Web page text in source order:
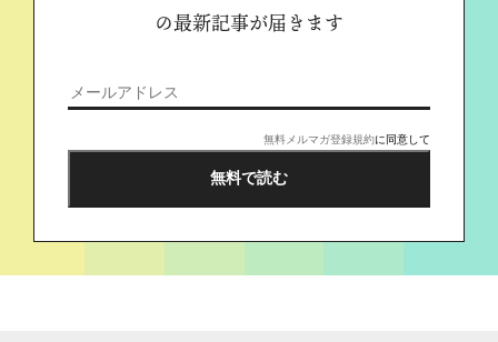
の最新記事が届きます
無料メルマガ登録規約に同意して